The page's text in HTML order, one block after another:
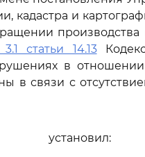
кадастра и
статьи 14.13
в
в связи с
установил: